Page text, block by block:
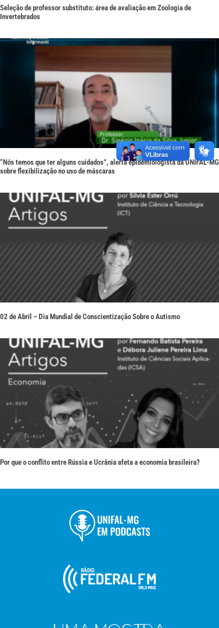
Seleção de professor substituto: área de avaliação em Zoologia de
Invertebrados
“Nós temos que ter alguns cuidados”, alerta epidemiologista da UNIFAL-MG
sobre flexibilização no uso de máscaras
02 de Abril – Dia Mundial de Conscientização Sobre o Autismo
Por que o conflito entre Rússia e Ucrânia afeta a economia brasileira?